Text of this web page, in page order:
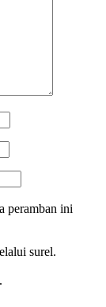
peramban ini
surel.